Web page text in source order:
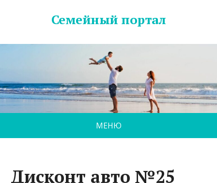
Семейный портал
МЕНЮ
Дисконт авто №25